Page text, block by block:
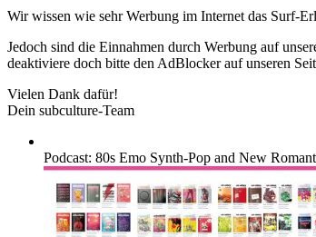
Wir wissen wie sehr Werbung im Internet das Surf-
Jedoch sind die Einnahmen durch Werbung auf
deaktiviere doch bitte den AdBlocker auf unseren
Vielen Dank dafür!
Dein subculture-Team
Podcast: 80s Emo Synth-Pop and New